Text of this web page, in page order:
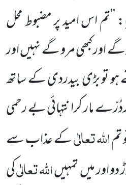
اس امید پر مضبوط محل
اور کبھی مرو گے نہیں اور
تو بڑی بیدردی کے ساتھ
مار کرانتہائی بے رحمی
اللہتعالٰیکے عذاب سے
دو اور میں تمہیںاللہ تعالٰیکی